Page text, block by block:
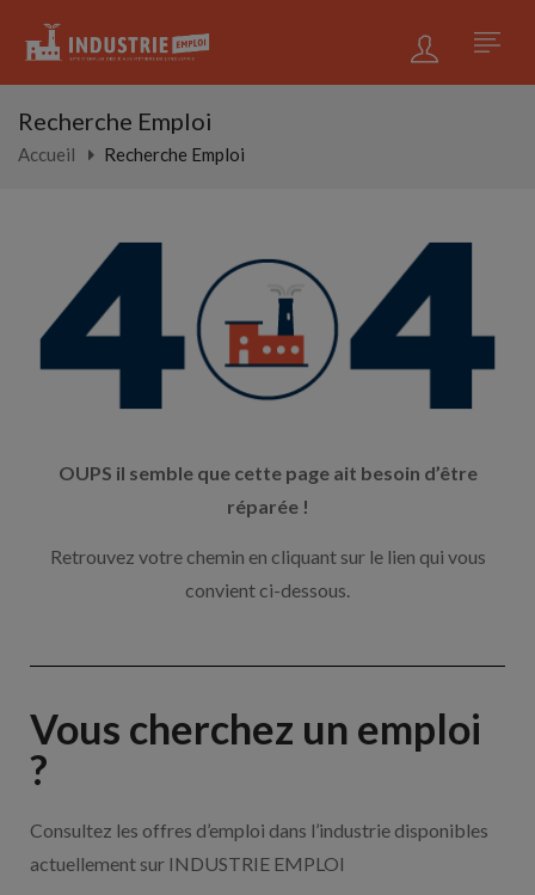
Recherche Emploi
Accueil Recherche Emploi
OUPS il semble que cette page ait besoin d’être
réparée !
Retrouvez votre chemin en cliquant sur le lien qui vous
convient ci-dessous.
Vous cherchez un emploi
?
Consultez les offres d’emploi dans l’industrie disponibles
actuellement sur INDUSTRIE EMPLOI